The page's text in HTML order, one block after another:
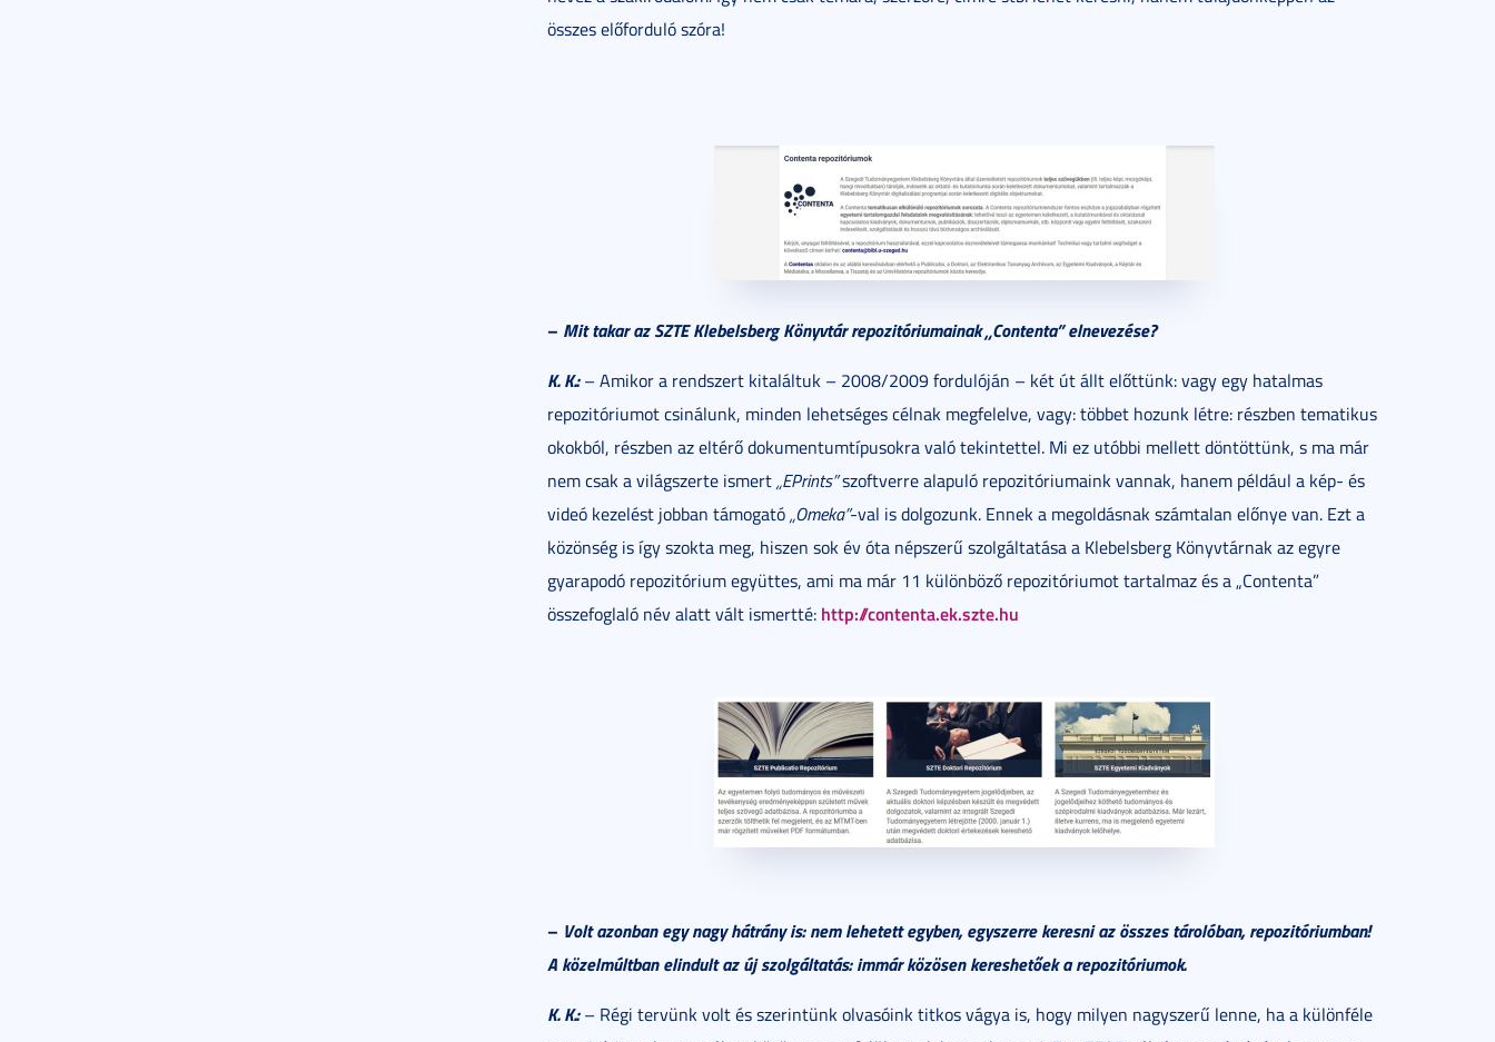
összes előforduló szóra!
– Mit takar az SZTE Klebelsberg Könyvtár repozitóriumainak „Contenta” elnevezése?
K. K.:– Amikor a rendszert kitaláltuk – 2008/2009 fordulóján – két út állt előttünk: vagy egy hatalmas
repozitóriumot csinálunk, minden lehetséges célnak megfelelve, vagy: többet hozunk létre: részben tematikus
okokból, részben az eltérő dokumentumtípusokra való tekintettel. Mi ez utóbbi mellett döntöttünk, s ma már
nem csak a világszerte ismert„EPrints”szoftverre alapuló repozitóriumaink vannak, hanem például a kép- és
videó kezelést jobban támogató„Omeka”-val is dolgozunk. Ennek a megoldásnak számtalan előnye van. Ezt a
közönség is így szokta meg, hiszen sok év óta népszerű szolgáltatása a Klebelsberg Könyvtárnak az egyre
gyarapodó repozitórium együttes, ami ma már 11 különböző repozitóriumot tartalmaz és a „Contenta”
összefoglaló név alatt vált ismertté: http://contenta.ek.szte.hu
– Volt azonban egy nagy hátrány is: nem lehetett egyben, egyszerre keresni az összes tárolóban, repozitóriumban!
A közelmúltban elindult az új szolgáltatás: immár közösen kereshetőek a repozitóriumok.
K. K.:– Régi tervünk volt és szerintünk olvasóink titkos vágya is, hogy milyen nagyszerű lenne, ha a különféle